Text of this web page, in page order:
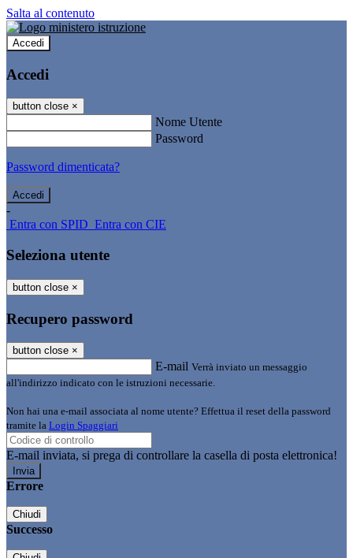
Salta al contenuto
Accedi
Accedi
button close ×
Nome Utente
Password
Password dimenticata?
-
Entra con SPID Entra con CIE
Seleziona utente
button close ×
Recupero password
button close ×
E-mail Verrà inviato un messaggio
all'indirizzo indicato con le istruzioni necessarie.
Non hai una e-mail associata al nome utente? Effettua il reset della password
tramite la Login Spaggiari
E-mail inviata, si prega di controllare la casella di posta elettronica!
Errore
Chiudi
Successo